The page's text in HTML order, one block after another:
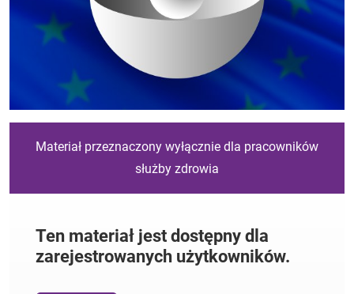
Materiał przeznaczony wyłącznie dla pracowników
służby zdrowia
Ten materiał jest dostępny dla
zarejestrowanych użytkowników.